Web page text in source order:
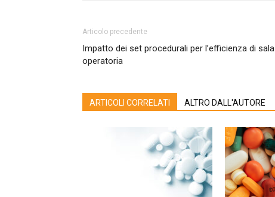
Articolo precedente
Impatto dei set procedurali per l’efficienza di sala
operatoria
ARTICOLI CORRELATI ALTRO DALL'AUTORE